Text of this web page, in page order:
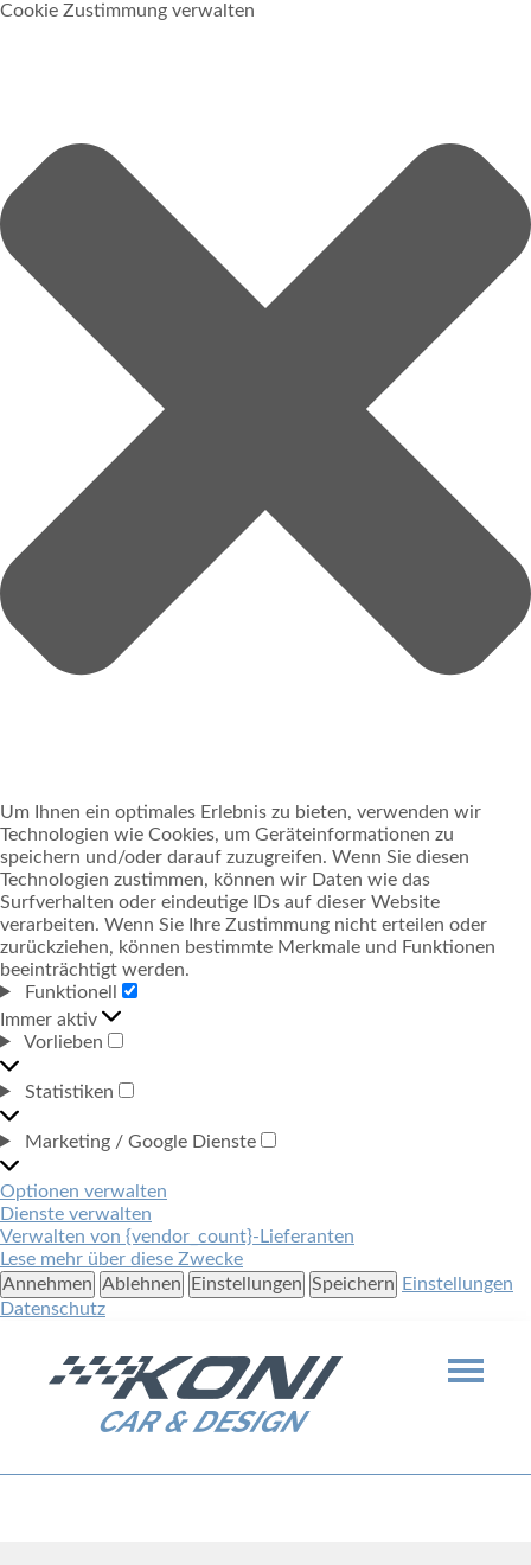
Cookie Zustimmung verwalten
Um Ihnen ein optimales Erlebnis zu bieten, verwenden wir
Technologien wie Cookies, um Geräteinformationen zu
speichern und/oder darauf zuzugreifen. Wenn Sie diesen
Technologien zustimmen, können wir Daten wie das
Surfverhalten oder eindeutige IDs auf dieser Website
verarbeiten. Wenn Sie Ihre Zustimmung nicht erteilen oder
zurückziehen, können bestimmte Merkmale und Funktionen
beeinträchtigt werden.
Funktionell
FUNKTIONELL
Immer aktiv
Vorlieben
VORLIEBEN
Statistiken
STATISTIKEN
Marketing / Google Dienste
MARKETING
/
GOOGLE
DIENSTE
Optionen verwalten
Dienste verwalten
Verwalten von {vendor_count}-Lieferanten
Lese mehr über diese Zwecke
Annehmen Ablehnen Einstellungen Speichern
Einstellungen
Datenschutz